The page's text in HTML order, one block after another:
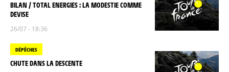
BILAN / TOTAL ENERGIES : LA MODESTIE COMME
DEVISE
26/07 - 18:36
DÉPÊCHES
CHUTE DANS LA DESCENTE